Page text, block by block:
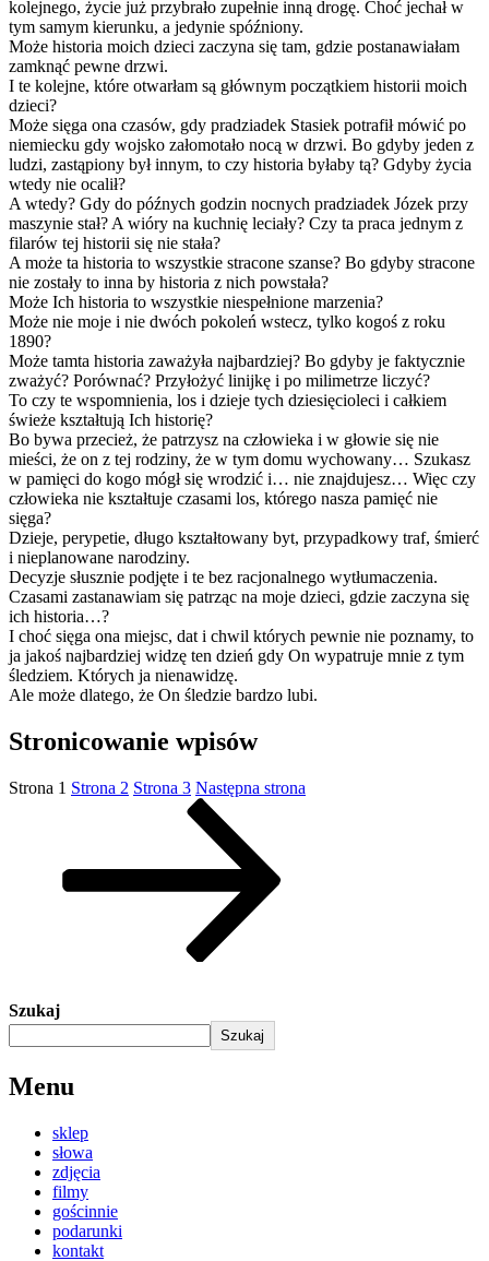
kolejnego, życie już przybrało zupełnie inną drogę. Choć jechał w
tym samym kierunku, a jedynie spóźniony.
Może historia moich dzieci zaczyna się tam, gdzie postanawiałam
zamknąć pewne drzwi.
I te kolejne, które otwarłam są głównym początkiem historii moich
dzieci?
Może sięga ona czasów, gdy pradziadek Stasiek potrafił mówić po
niemiecku gdy wojsko załomotało nocą w drzwi. Bo gdyby jeden z
ludzi, zastąpiony był innym, to czy historia byłaby tą? Gdyby życia
wtedy nie ocalił?
A wtedy? Gdy do późnych godzin nocnych pradziadek Józek przy
maszynie stał? A wióry na kuchnię leciały? Czy ta praca jednym z
filarów tej historii się nie stała?
A może ta historia to wszystkie stracone szanse? Bo gdyby stracone
nie zostały to inna by historia z nich powstała?
Może Ich historia to wszystkie niespełnione marzenia?
Może nie moje i nie dwóch pokoleń wstecz, tylko kogoś z roku
1890?
Może tamta historia zaważyła najbardziej? Bo gdyby je faktycznie
zważyć? Porównać? Przyłożyć linijkę i po milimetrze liczyć?
To czy te wspomnienia, los i dzieje tych dziesięcioleci i całkiem
świeże kształtują Ich historię?
Bo bywa przecież, że patrzysz na człowieka i w głowie się nie
mieści, że on z tej rodziny, że w tym domu wychowany… Szukasz
w pamięci do kogo mógł się wrodzić i… nie znajdujesz… Więc czy
człowieka nie kształtuje czasami los, którego nasza pamięć nie
sięga?
Dzieje, perypetie, długo kształtowany byt, przypadkowy traf, śmierć
i nieplanowane narodziny.
Decyzje słusznie podjęte i te bez racjonalnego wytłumaczenia.
Czasami zastanawiam się patrząc na moje dzieci, gdzie zaczyna się
ich historia…?
I choć sięga ona miejsc, dat i chwil których pewnie nie poznamy, to
ja jakoś najbardziej widzę ten dzień gdy On wypatruje mnie z tym
śledziem. Których ja nienawidzę.
Ale może dlatego, że On śledzie bardzo lubi.
Stronicowanie wpisów
Strona 1 Strona 2 Strona 3 Następna strona
Szukaj
Szukaj
Menu
sklep
słowa
zdjęcia
filmy
gościnnie
podarunki
kontakt